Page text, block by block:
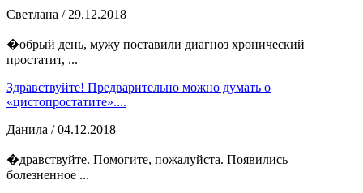
Светлана / 29.12.2018
�обрый день, мужу поставили диагноз хронический
простатит, ...
Здравствуйте! Предварительно можно думать о
«цистопростатите»....
Данила / 04.12.2018
�дравствуйте. Помогите, пожалуйста. Появились
болезненное ...